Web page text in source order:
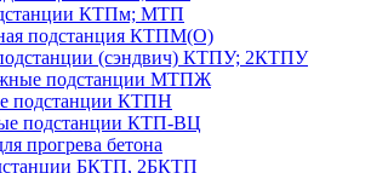
КТПм; МТП
подстанция КТПМ(О)
(сэндвич) КТПУ; 2КТПУ
подстанции МТПЖ
подстанции КТПН
подстанции КТП-ВЦ
прогрева бетона
БКТП, 2БКТП